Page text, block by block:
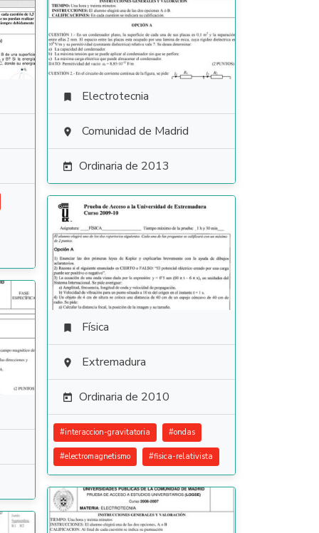
 Electrotecnia
 Comunidad de Madrid
 Ordinaria de 2013
 Física
 Extremadura
 Ordinaria de 2010
#interaccion-gravitatoria #ondas
#electromagnetismo #fisica-relativista